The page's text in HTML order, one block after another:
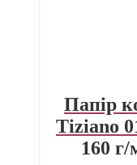
Папір
Tiziano
160